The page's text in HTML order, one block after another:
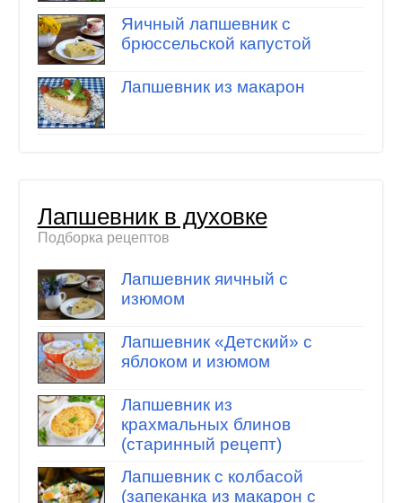
Яичный лапшевник с
брюссельской капустой
Лапшевник из макарон
Лапшевник в духовке
Подборка рецептов
Лапшевник яичный с
изюмом
Лапшевник «Детский» с
яблоком и изюмом
Лапшевник из
крахмальных блинов
(старинный рецепт)
Лапшевник с колбасой
(запеканка из макарон с